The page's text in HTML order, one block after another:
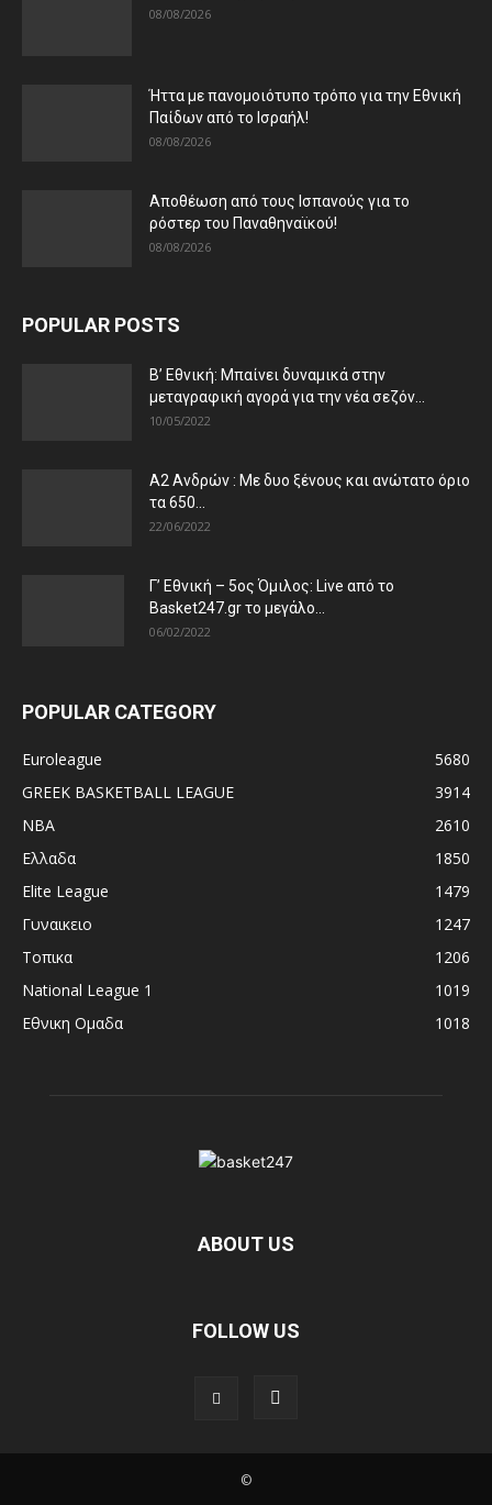
08/08/2026
Ήττα με πανομοιότυπο τρόπο για την Εθνική
Παίδων από το Ισραήλ!
08/08/2026
Αποθέωση από τους Ισπανούς για το
ρόστερ του Παναθηναϊκού!
08/08/2026
POPULAR POSTS
Β’ Εθνική: Μπαίνει δυναμικά στην
μεταγραφική αγορά για την νέα σεζόν...
10/05/2022
Α2 Ανδρών : Με δυο ξένους και ανώτατο όριο
τα 650...
22/06/2022
Γ’ Εθνική – 5ος Όμιλος: Live από το
Basket247.gr το μεγάλο...
06/02/2022
POPULAR CATEGORY
Euroleague
5680
GREEK BASKETBALL LEAGUE
3914
NBA
2610
Ελλαδα
1850
Elite League
1479
Γυναικειο
1247
Τοπικα
1206
National League 1
1019
Εθνικη Ομαδα
1018
ABOUT US
FOLLOW US
©